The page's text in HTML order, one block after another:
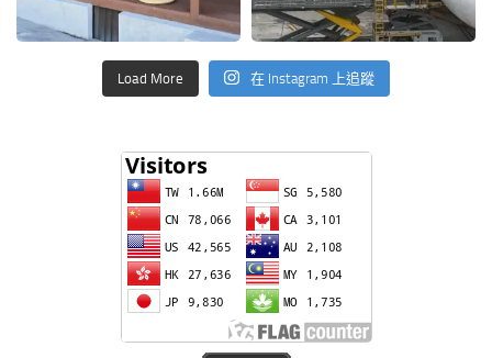
Load More 在 Instagram 上追蹤